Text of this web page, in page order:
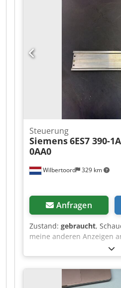
Wilbertoord 329 km
Steuerung
Siemens6ES7 390-
0AA0
Anfragen
Zustand: gebraucht,
meine anderen Anzeigen
verhandelbar. Codpfjzr In